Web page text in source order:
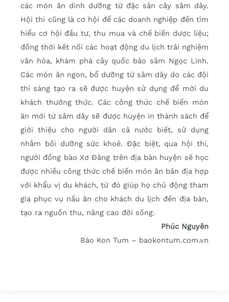
các món ăn dinh dưỡng từ đặc sản cây sâm dây.
Hội thi cũng là cơ hội để các doanh nghiệp đến tìm
hiểu cơ hội đầu tư, thu mua và chế biến dược liệu;
đồng thời kết nối các hoạt động du lịch trải nghiệm
văn hóa, khám phá cây quốc bảo sâm Ngọc Linh.
Các món ăn ngon, bổ dưỡng từ sâm dây do các đội
thi sáng tạo ra sẽ được huyện sử dụng để mời du
khách thưởng thức. Các công thức chế biến món
ăn mới từ sâm dây sẽ được huyện in thành sách để
giới thiệu cho người dân cả nước biết, sử dụng
nhằm bồi dưỡng sức khoẻ. Đặc biệt, qua hội thi,
người đồng bào Xơ Đăng trên địa bàn huyện sẽ học
được nhiều công thức chế biến món ăn bản địa hợp
với khẩu vị du khách, từ đó giúp họ chủ động tham
gia phục vụ nấu ăn cho khách du lịch đến địa bàn,
tạo ra nguồn thu, nâng cao đời sống.
Phúc Nguyên
Báo Kon Tum – baokontum.com.vn